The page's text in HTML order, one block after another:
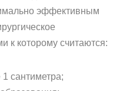
эффективным
к которому считаются:
сантиметра;